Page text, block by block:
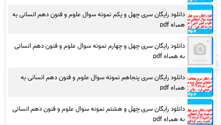
دانلود رایگان سری چهل و یکم نمونه سوال علوم و فنون دهم انسانی به
همراه pdf
دانلود رایگان سری چهل و چهارم نمونه سوال علوم و فنون دهم انسانی
به همراه pdf
دانلود رایگان سری پنجاهم نمونه سوال علوم و فنون دهم انسانی به
همراه pdf
دانلود رایگان سری چهل و هشتم نمونه سوال علوم و فنون دهم انسانی
به همراه pdf